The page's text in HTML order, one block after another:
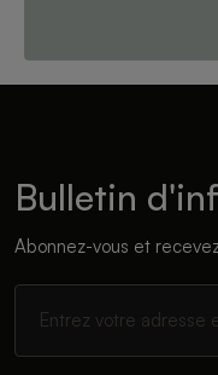
Bulletin
Abonnez-vous et